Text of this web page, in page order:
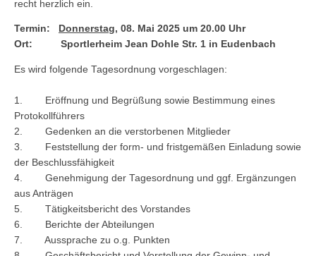
recht herzlich ein.
Termin: Donnerstag, 08. Mai 2025 um 20.00 Uhr
Ort: Sportlerheim Jean Dohle Str. 1 in Eudenbach
Es wird folgende Tagesordnung vorgeschlagen:
1. Eröffnung und Begrüßung sowie Bestimmung eines
Protokollführers
2. Gedenken an die verstorbenen Mitglieder
3. Feststellung der form- und fristgemäßen Einladung sowie
der Beschlussfähigkeit
4. Genehmigung der Tagesordnung und ggf. Ergänzungen
aus Anträgen
5. Tätigkeitsbericht des Vorstandes
6. Berichte der Abteilungen
7. Aussprache zu o.g. Punkten